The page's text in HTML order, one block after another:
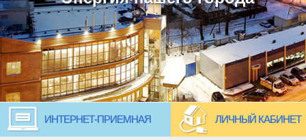
ИНТЕРНЕТ-ПРИЕМНАЯ ЛИЧНЫЙ КАБИНЕТ